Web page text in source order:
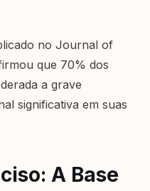
no Journal of
que 70% dos
a grave
significativa em suas
A Base